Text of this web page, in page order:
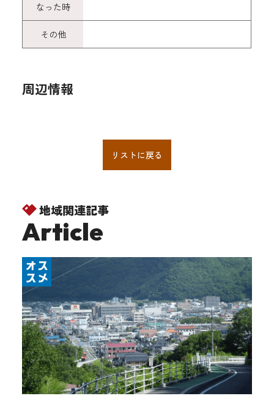
なった時
その他
周辺情報
リストに戻る
地域関連記事
Article